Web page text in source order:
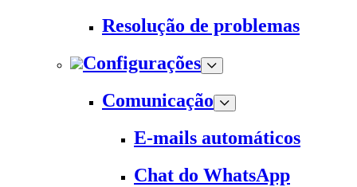
Resolução de problemas
Configurações
Comunicação
E-mails automáticos
Chat do WhatsApp